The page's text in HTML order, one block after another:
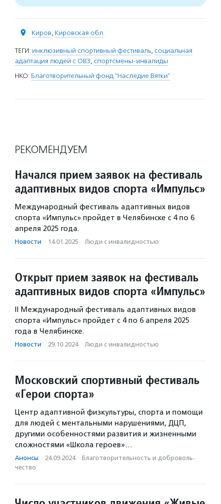
Киров, Кировская обл.
ТЕГИ: инклюзивный спортивный фестиваль, социальная
адаптация людей с ОВЗ, спортсмены-инвалиды
НКО: Благотворительный фонд "Наследие Вятки"
РЕКОМЕНДУЕМ
Начался прием заявок на фестиваль
адаптивных видов спорта «Импульс»
Международный фестиваль адаптивных видов
спорта «Импульс» пройдет в Челябинске с 4 по 6
апреля 2025 года.
Новости · 14.01.2025 · Люди с инвалидностью
Открыт прием заявок на фестиваль
адаптивных видов спорта «Импульс»
II Международный фестиваль адаптивных видов
спорта «Импульс» пройдет с 4 по 6 апреля 2025
года в Челябинске.
Новости · 29.10.2024 · Люди с инвалидностью
Московский спортивный фестиваль
«Герои спорта»
Центр адаптивной физкультуры, спорта и помощи
для людей с ментальными нарушениями, ДЦП,
другими особенностями развития и жизненными
сложностями «Школа героев»…
Анонсы · 24.09.2024 · Благотвори­тель­ность и доброволь­
чест­во